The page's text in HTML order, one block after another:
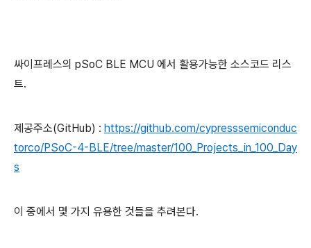
싸이프레스의 pSoC BLE MCU 에서 활용가능한 소스코드 리스
트.
제공주소(GitHub) : https://github.com/cypresssemiconduc
torco/PSoC-4-BLE/tree/master/100_Projects_in_100_Day
s
이 중에서 몇 가지 유용한 것들을 추려본다.